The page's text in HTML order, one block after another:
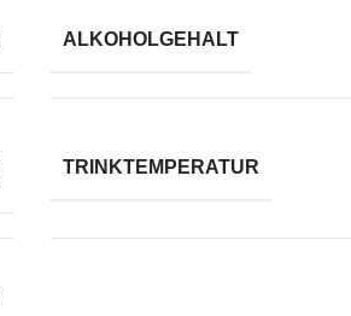
ALKOHOLGEHALT
TRINKTEMPERATUR